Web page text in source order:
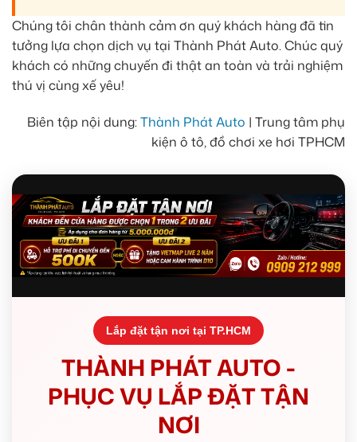
Chúng tôi chân thành cảm ơn quý khách hàng đã tin
tưởng lựa chọn dịch vụ tại Thành Phát Auto. Chúc quý
khách có những chuyến đi thật an toàn và trải nghiệm
thú vị cùng xế yêu!
Biên tập nội dung:Thành Phát Auto | Trung tâm phụ
kiện ô tô, đồ chơi xe hơi TPHCM
Lắp đặt tận nơi tại TP.HCM
THÀNH PHÁT AUTO -
PHỤC VỤ LẮP ĐẶT TẬN
NƠI